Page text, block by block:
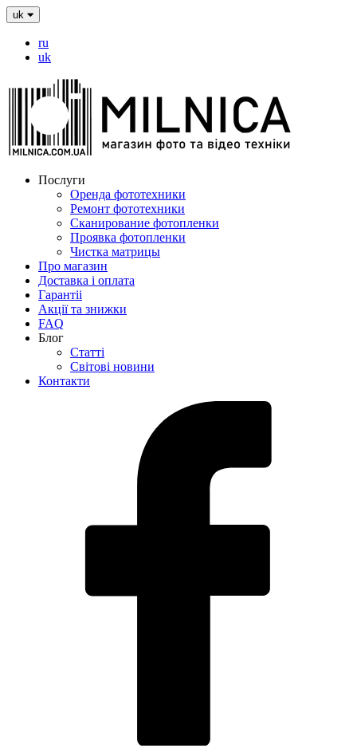
uk
ru
uk
Послуги
Оренда фототехники
Ремонт фототехники
Сканирование фотопленки
Проявка фотопленки
Чистка матрицы
Про магазин
Доставка і оплата
Гарантіі
Акції та знижки
FAQ
Блог
Статті
Світові новини
Контакти